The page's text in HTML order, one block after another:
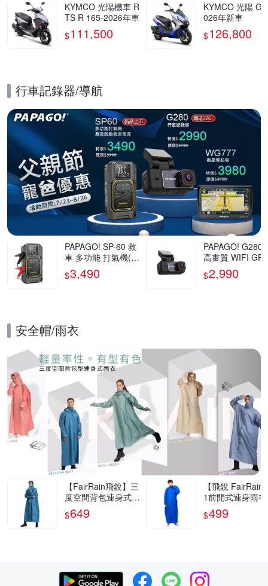
KYMCO 光陽機車 R
TS R 165-2026年車
$111,500
KYMCO 光陽
026年新車
$126,800
行車記錄器/導航
PAPAGO! SP-60 救
車 多功能 打氣機(救
急啟動/快速打氣/應
急照明)
$3,490
PAPAGO! G280
高畫質 WIFI
速提醒 行車紀錄
$2,990
安全帽/雨衣
【FairRain飛銳】三
度空間背包連身式雨
衣
$649
【飛銳 FairRain
1前開式連身雨衣
$499